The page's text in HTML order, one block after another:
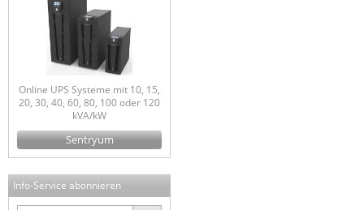
Online UPS Systeme mit 10, 15,
20, 30, 40, 60, 80, 100 oder 120
kVA/kW
Sentryum
Info-Service abonnieren